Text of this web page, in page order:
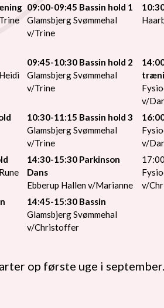
09:00-09:45 Bassin hold 1
Glamsbjerg Svømmehal
v/Trine
09:45-10:30 Bassin hold 2
Glamsbjerg Svømmehal
v/Trine
v/
10:30-11:15 Bassin hold 3
Glamsbjerg Svømmehal
v/Trine
v/
14:30-15:30 Parkinson
Dans
Ebberup Hallen v/Marianne
v/
14:45-15:30 Bassin
Glamsbjerg Svømmehal
v/Christoffer
op første uge i september.